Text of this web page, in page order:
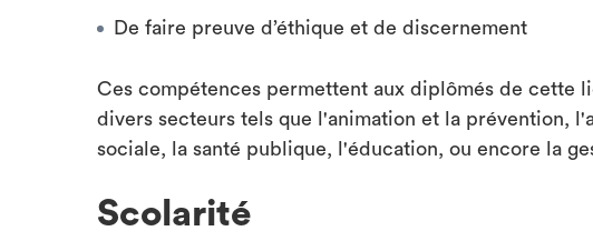
De faire preuve d’éthique et de discernement
Ces compétences permettent aux diplômés de cette
divers secteurs tels que l'animation et la prévention,
sociale, la santé publique, l'éducation, ou encore la
Scolarité